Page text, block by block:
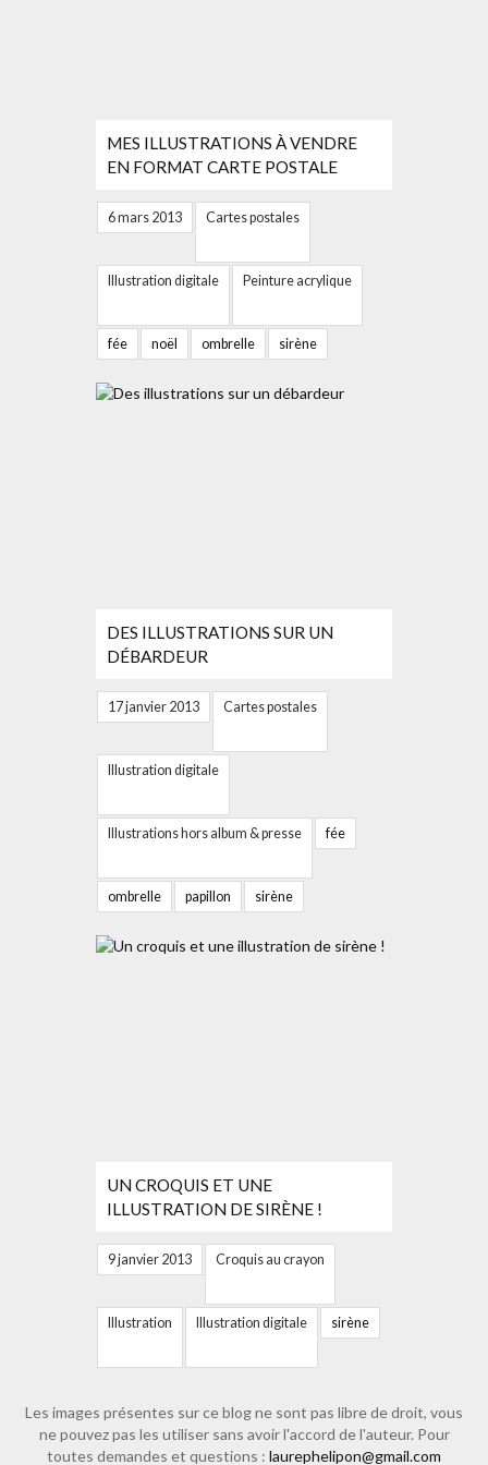
MES ILLUSTRATIONS À VENDRE
EN FORMAT CARTE POSTALE
6 mars 2013 Cartes postales
Illustration digitale Peinture acrylique
fée noël ombrelle sirène
DES ILLUSTRATIONS SUR UN
DÉBARDEUR
17 janvier 2013 Cartes postales
Illustration digitale
Illustrations hors album & presse fée
ombrelle papillon sirène
UN CROQUIS ET UNE
ILLUSTRATION DE SIRÈNE !
9 janvier 2013 Croquis au crayon
Illustration Illustration digitale sirène
Les images présentes sur ce blog ne sont pas libre de droit, vous
ne pouvez pas les utiliser sans avoir l'accord de l'auteur. Pour
toutes demandes et questions : laurephelipon@gmail.com